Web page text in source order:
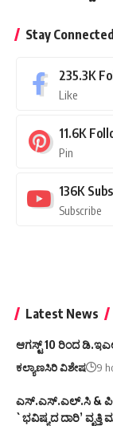
Stay Connected
235.3K
Like
11.6K
Pin
136K
Subscribe
Latest News
ಆಗಸ್ಟ್ 10 ರಿಂದ
ಕಲ್ಯಾಣಸಿರಿ ವಿಶೇಷ 9
ಎಸ್.ಎಸ್.ಎಲ್.ಸಿ &
`ಭವಿಷ್ಯದ ದಾರಿ’ ವೃತ್ತಿ